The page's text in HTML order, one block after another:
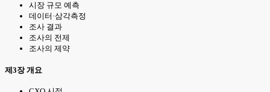
시장 규모 예측
데이터·삼각측정
조사 결과
조사의 전제
조사의 제약
제3장 개요